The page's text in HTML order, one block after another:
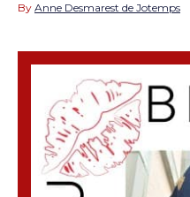
By Anne Desmarest de Jotemps